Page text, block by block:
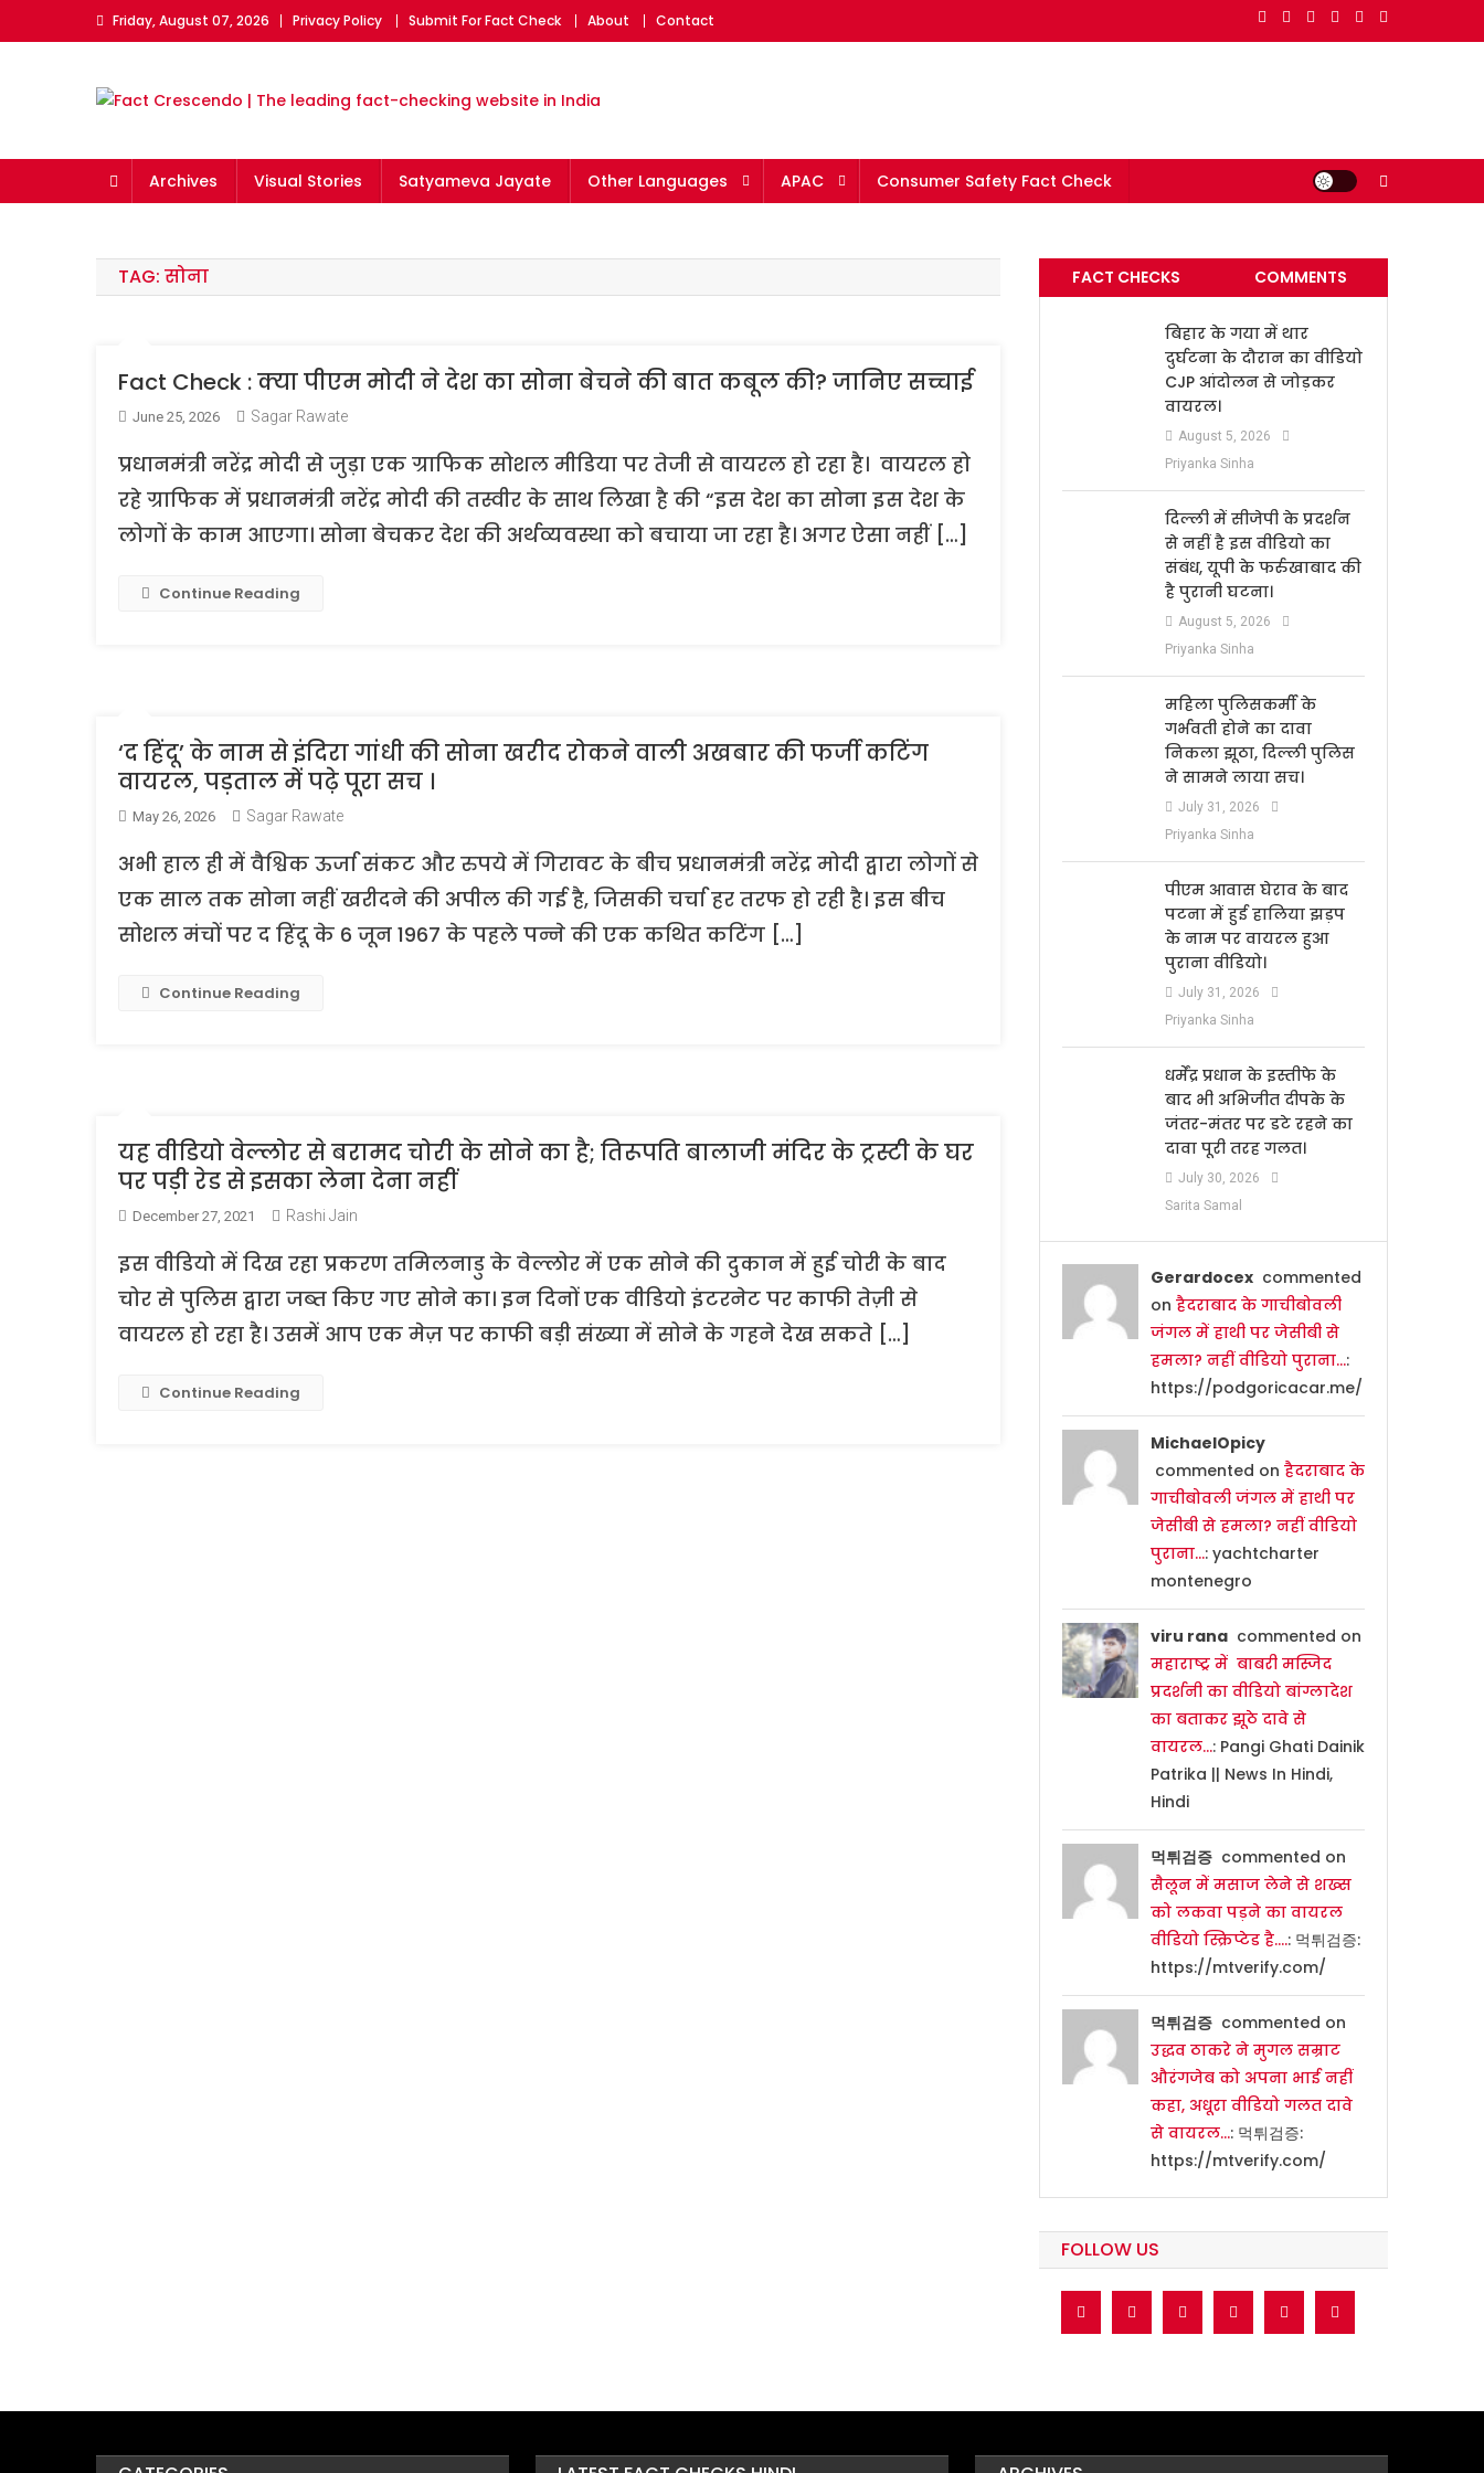
to
Friday, August 07, 2026 Privacy Policy Submit For Fact Check About Contact
Archives Visual Stories Satyameva Jayate Other Languages APAC Consumer Safety Fact Check
TAG: सोना
Fact Check : क्या पीएम मोदी ने देश का सोना बेचने की बात कबूल की? जानिए सच्चाई
June 25, 2026 Sagar Rawate
प्रधानमंत्री नरेंद्र मोदी से जुड़ा एक ग्राफिक सोशल मीडिया पर तेजी से वायरल हो रहा है। वायरल हो
रहे ग्राफिक में प्रधानमंत्री नरेंद्र मोदी की तस्वीर के साथ लिखा है की “इस देश का सोना इस देश के
लोगों के काम आएगा। सोना बेचकर देश की अर्थव्यवस्था को बचाया जा रहा है। अगर ऐसा नहीं […]
Continue Reading
‘द हिंदू’ के नाम से इंदिरा गांधी की सोना खरीद रोकने वाली अखबार की फर्जी कटिंग
वायरल, पड़ताल में पढ़े पूरा सच ।
May 26, 2026 Sagar Rawate
अभी हाल ही में वैश्विक ऊर्जा संकट और रुपये में गिरावट के बीच प्रधानमंत्री नरेंद्र मोदी द्वारा लोगों से
एक साल तक सोना नहीं खरीदने की अपील की गई है, जिसकी चर्चा हर तरफ हो रही है। इस बीच
सोशल मंचों पर द हिंदू के 6 जून 1967 के पहले पन्ने की एक कथित कटिंग […]
Continue Reading
यह वीडियो वेल्लोर से बरामद चोरी के सोने का है; तिरूपति बालाजी मंदिर के ट्रस्टी के घर
पर पड़ी रेड से इसका लेना देना नहीं
December 27, 2021 Rashi Jain
इस वीडियो में दिख रहा प्रकरण तमिलनाडु के वेल्लोर में एक सोने की दुकान में हुई चोरी के बाद
चोर से पुलिस द्वारा जब्त किए गए सोने का। इन दिनों एक वीडियो इंटरनेट पर काफी तेज़ी से
वायरल हो रहा है। उसमें आप एक मेज़ पर काफी बड़ी संख्या में सोने के गहने देख सकते […]
Continue Reading
FACT CHECKS COMMENTS
बिहार के गया में थार
दुर्घटना के दौरान का वीडियो
CJP आंदोलन से जोड़कर
वायरल।
August 5, 2026
Priyanka Sinha
दिल्ली में सीजेपी के प्रदर्शन
से नहीं है इस वीडियो का
संबंध, यूपी के फर्रुखाबाद की
है पुरानी घटना।
August 5, 2026
Priyanka Sinha
महिला पुलिसकर्मी के
गर्भवती होने का दावा
निकला झूठा, दिल्ली पुलिस
ने सामने लाया सच।
July 31, 2026
Priyanka Sinha
पीएम आवास घेराव के बाद
पटना में हुई हालिया झड़प
के नाम पर वायरल हुआ
पुराना वीडियो।
July 31, 2026
Priyanka Sinha
धर्मेंद्र प्रधान के इस्तीफे के
बाद भी अभिजीत दीपके के
जंतर-मंतर पर डटे रहने का
दावा पूरी तरह गलत।
July 30, 2026
Sarita Samal
Gerardocexcommented
on हैदराबाद के गाचीबोवली
जंगल में हाथी पर जेसीबी से
हमला? नहीं वीडियो पुराना…:
https://podgoricacar.me/
MichaelOpicy
commented on हैदराबाद के
गाचीबोवली जंगल में हाथी पर
जेसीबी से हमला? नहीं वीडियो
पुराना…: yachtcharter
montenegro
viru ranacommented on
महाराष्ट्र में बाबरी मस्जिद
प्रदर्शनी का वीडियो बांग्लादेश
का बताकर झूठे दावे से
वायरल…: Pangi Ghati Dainik
Patrika || News In Hindi,
Hindi
먹튀검증commented on
सैलून में मसाज लेने से शख्स
को लकवा पड़ने का वायरल
वीडियो स्क्रिप्टेड है….: 먹튀검증:
https://mtverify.com/
먹튀검증commented on
उद्धव ठाकरे ने मुगल सम्राट
औरंगजेब को अपना भाई नहीं
कहा, अधूरा वीडियो गलत दावे
से वायरल…: 먹튀검증:
https://mtverify.com/
FOLLOW US